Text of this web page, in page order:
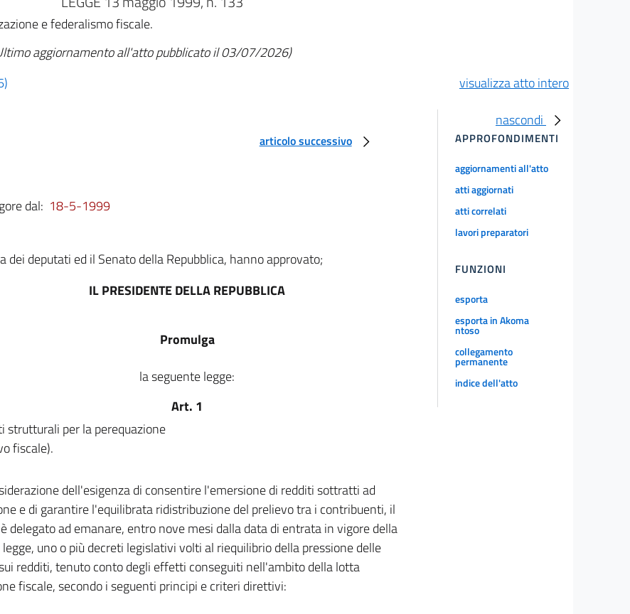
e federalismo fiscale.
aggiornamento all'atto pubblicato il 03/07/2026)
visualizza atto intero
articolo successivo
dal: 18-5-1999
dei deputati ed il Senato della Repubblica, hanno approvato;
IL PRESIDENTE DELLA REPUBBLICA
Promulga
la seguente legge:
Art. 1
strutturali per la perequazione
fiscale).
dell'esigenza di consentire l'emersione di redditi sottratti ad
e di garantire l'equilibrata ridistribuzione del prelievo tra i contribuenti, il
delegato ad emanare, entro nove mesi dalla data di entrata in vigore della
uno o più decreti legislativi volti al riequilibrio della pressione delle
redditi, tenuto conto degli effetti conseguiti nell'ambito della lotta
fiscale, secondo i seguenti principi e criteri direttivi:
nascondi
APPROFONDIMENTI
aggiornamenti all'atto
atti aggiornati
atti correlati
lavori preparatori
FUNZIONI
esporta
esporta in Akoma
ntoso
collegamento
permanente
indice dell'atto